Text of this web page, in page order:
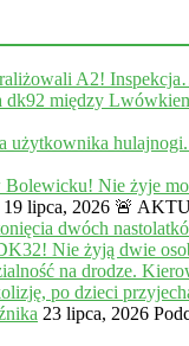
A2!
dk92 między
użytkownika
Bolewicku! Nie żyje
19 lipca, 2026 🚨
dwóch
Nie żyją dwie
na drodze.
po dzieci
23 lipca, 2026